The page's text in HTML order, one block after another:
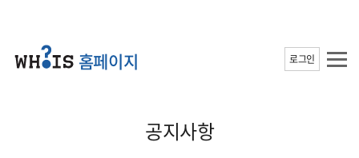
홈페이지 로그인
공지사항